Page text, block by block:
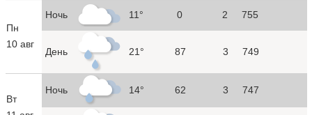
Пн
10 авг
Ночь 11° 0 2 755
День 21° 87 3 749
Вт
Ночь 14° 62 3 747